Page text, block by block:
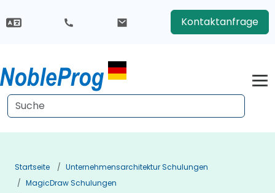
Kontaktanfrage
Startseite
Unternehmensarchitektur Schulungen
MagicDraw Schulungen